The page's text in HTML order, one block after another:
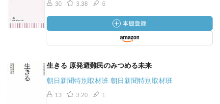
30 3.38 6
生きる 原発避難民のみつめる未来
朝日新聞特別取材班 朝日新聞特別取材班
13 3.20 1